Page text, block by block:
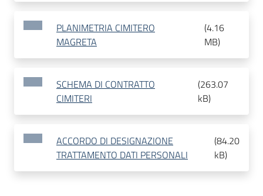
PLANIMETRIA CIMITERO
MAGRETA
(4.16
MB)
SCHEMA DI CONTRATTO
CIMITERI
(263.07
kB)
ACCORDO DI DESIGNAZIONE
TRATTAMENTO DATI PERSONALI
(84.20
kB)